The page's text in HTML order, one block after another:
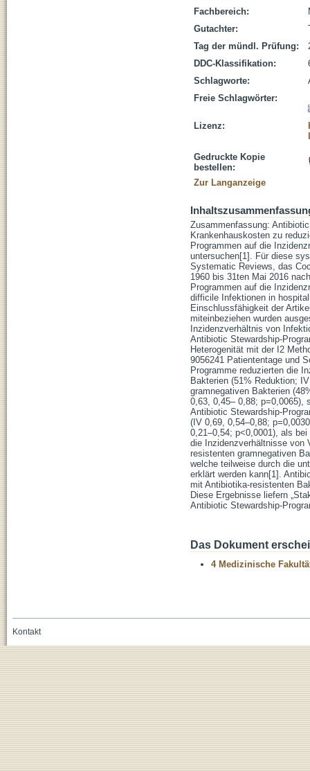
Fachbereich:
Gutachter:
Tag der mündl. Prüfung:
DDC-Klassifikation:
Schlagworte:
Freie Schlagwörter:
Lizenz:
Gedruckte Kopie
bestellen:
Zur Langanzeige
Zusammenfassung:
Krankenhauskosten zu
Programmen auf die
untersuchen[1]. Für diese
Systematic Reviews, das
1960 bis 31ten Mai 2016
Programmen auf die
difficile Infektionen in
Einschlussfähigkeit der
miteinbeziehen wurden
Inzidenzverhältnis von
Antibiotic Stewardship-
Heterogenität mit der I2
9056241 Patiententage und
Programme reduzierten die
Bakterien (51% Reduktion;
gramnegativen Bakterien
0,63, 0,45– 0,88; p=0,0065),
Antibiotic Stewardship-
(IV 0,69, 0,54–0,88;
0,21–0,54; p<0,0001), als
die Inzidenzverhältnisse von
resistenten gramnegativen
welche teilweise durch die
erklärt werden kann[1].
mit Antibiotika-resistenten
Diese Ergebnisse liefern
Antibiotic Stewardship-
Das Dokument
4 Medizinische
Kontakt